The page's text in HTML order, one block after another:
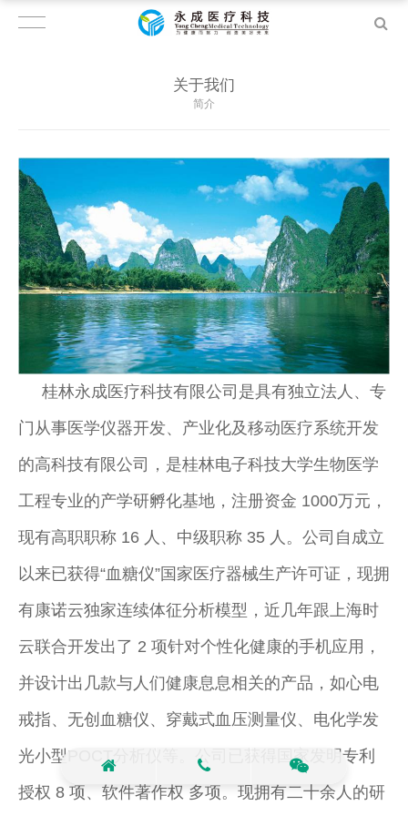
关于我们
简介
桂林永成医疗科技有限公司是具有独立法人、专
门从事医学仪器开发、产业化及移动医疗系统开发
的高科技有限公司，是桂林电子科技大学生物医学
工程专业的产学研孵化基地，注册资金 1000万元，
现有高职职称 16 人、中级职称 35 人。公司自成立
以来已获得“血糖仪”国家医疗器械生产许可证，现拥
有康诺云独家连续体征分析模型，近几年跟上海时
云联合开发出了 2 项针对个性化健康的手机应用，
并设计出几款与人们健康息息相关的产品，如心电
戒指、无创血糖仪、穿戴式血压测量仪、电化学发
光小型POCT分析仪等。公司已获得国家发明专利
授权 8 项、软件著作权 多项。现拥有二十余人的研